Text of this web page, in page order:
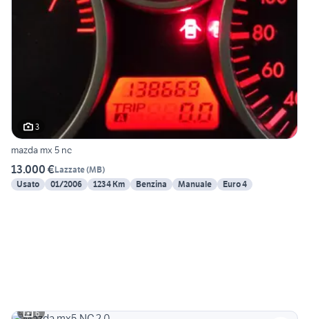
3
mazda mx 5 nc
13.000 €Lazzate(MB)
Usato
01/2006 1234 Km Benzina Manuale Euro 4
6